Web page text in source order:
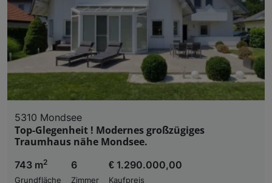
5310 Mondsee
Top-Glegenheit ! Modernes großzügiges
Traumhaus nähe Mondsee.
743 m2
Grundfläche
6
Zimmer
€ 1.290.000,00
Kaufpreis